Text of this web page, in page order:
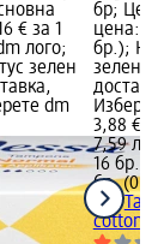
€ за 1
лого;
зелен
dm
бр;
цена:
бр.);
зелен
3,88 €
7,59 лв.
16 бр.
бр.
o.b.
cotton